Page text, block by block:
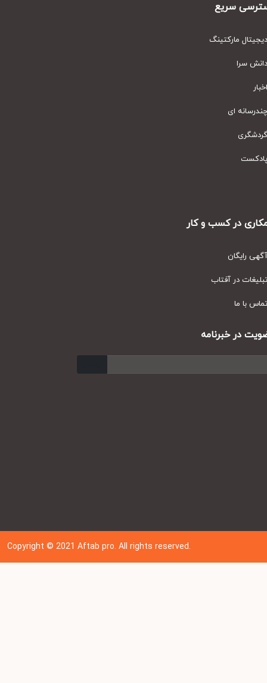
سریع
مارکتینگ
سرا
ای
در کسب و کار
رایگان
در آفتاب
با ما
در خبرنامه
Copyright © 202 1Aftab pro. All rights reserved.